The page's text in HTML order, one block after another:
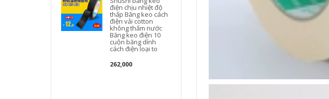
điện chịu nhiệt độ
thấp Băng keo cách
điện vải cotton
không thấm nước
Băng keo điện 10
cuộn băng dính
cách điện loại to
262,000
xanh lá, nâu, bạc,